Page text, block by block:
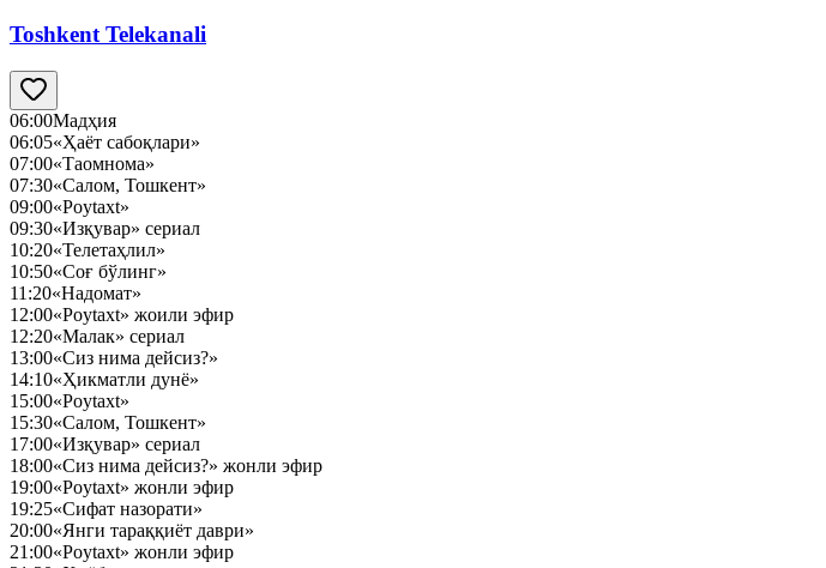
Toshkent Telekanali
06:00Мадҳия
06:05«Ҳаёт сабоқлари»
07:00«Таомнома»
07:30«Салом, Тошкент»
09:00«Poytaxt»
09:30«Изқувар» сериал
10:20«Телетаҳлил»
10:50«Соғ бўлинг»
11:20«Надомат»
12:00«Poytaxt» жоили эфир
12:20«Малак» сериал
13:00«Сиз нима дейсиз?»
14:10«Ҳикматли дунё»
15:00«Poytaxt»
15:30«Салом, Тошкент»
17:00«Изқувар» сериал
18:00«Сиз нима дейсиз?» жонли эфир
19:00«Poytaxt» жонли эфир
19:25«Сифат назорати»
20:00«Янги тараққиёт даври»
21:00«Poytaxt» жонли эфир